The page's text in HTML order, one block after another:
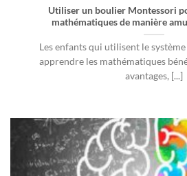
Utiliser un boulier Montessori
mathématiques de manière
Les enfants qui utilisent le
apprendre les mathématiques
avantages, [...]